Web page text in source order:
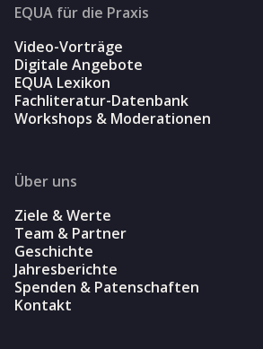
EQUA für die Praxis
Video-Vorträge
Digitale Angebote
EQUA Lexikon
Fachliteratur-Datenbank
Workshops & Moderationen
Über uns
Ziele & Werte
Team & Partner
Geschichte
Jahresberichte
Spenden & Patenschaften
Kontakt